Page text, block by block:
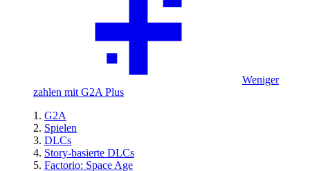
Weniger
zahlen mit G2A Plus
G2A
Spielen
DLCs
Story-basierte DLCs
Factorio: Space Age